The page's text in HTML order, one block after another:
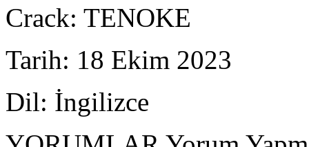
Crack: TENOKE
Tarih: 18 Ekim 2023
Dil: İngilizce